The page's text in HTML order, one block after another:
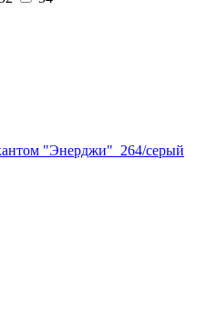
"Энерджи"_264/серый